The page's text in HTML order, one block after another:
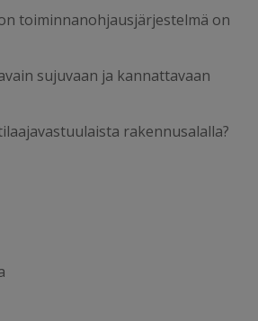
toiminnanohjausjärjestelmä on
sujuvaan ja kannattavaan
rakennusalalla?